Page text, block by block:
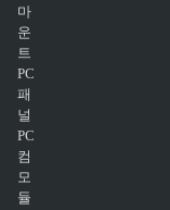
마
운
트
PC
패
널
PC
컴
모
듈